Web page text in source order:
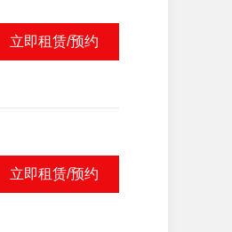
立即租赁/预约
立即租赁/预约